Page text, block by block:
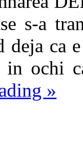
s-a
ca
ochi
»